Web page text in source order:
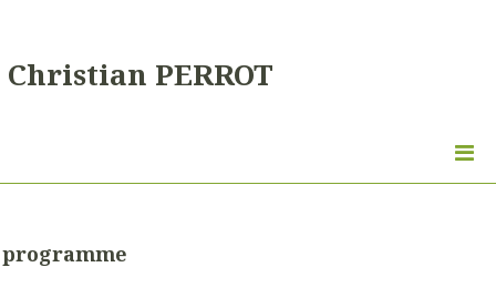
Christian PERROT
programme